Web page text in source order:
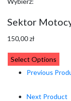
Sektor
150,00zł
Select Options
Previous
Next Product